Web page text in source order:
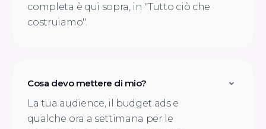
completa è qui sopra, in "Tutto ciò che
costruiamo".
Cosa devo mettere di mio?
La tua audience, il budget ads e
qualche ora a settimana per le